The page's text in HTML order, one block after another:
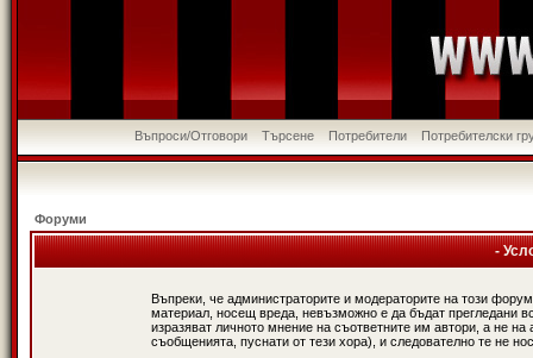
Въпроси/Отговори Търсене Потребители Потребителски
Форуми
-
Въпреки, че администраторите и модераторите на този
материал, носещ вреда, невъзможно е да бъдат прегледани
изразяват личното мнение на съответните им автори, а не
съобщенията, пуснати от тези хора), и следователно те не